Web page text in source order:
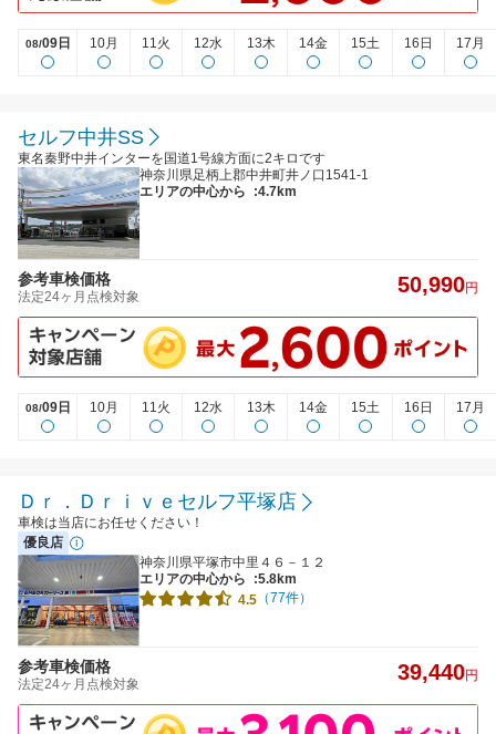
08/09日 10月 11火 12水 13木 14金 15土 16日 17月
セルフ中井SS
東名秦野中井インターを国道1号線方面に2キロです
神奈川県足柄上郡中井町井ノ口1541-1
エリアの中心から
:4.7km
参考車検価格
法定24ヶ月点検対象 50,990円
08/09日 10月 11火 12水 13木 14金 15土 16日 17月
Ｄｒ．Ｄｒｉｖｅセルフ平塚店
車検は当店にお任せください！
優良店
神奈川県平塚市中里４６－１２
エリアの中心から
:5.8km
4.5 （77件）
参考車検価格
法定24ヶ月点検対象 39,440円